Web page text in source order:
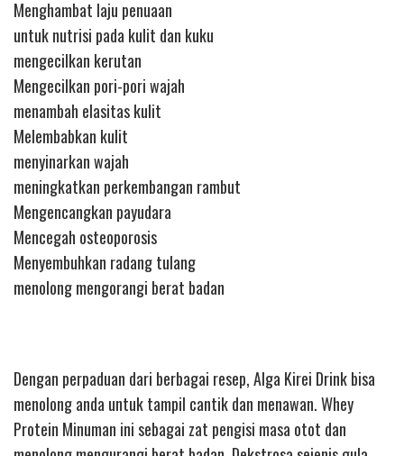
Menghambat laju penuaan
untuk nutrisi pada kulit dan kuku
mengecilkan kerutan
Mengecilkan pori-pori wajah
menambah elasitas kulit
Melembabkan kulit
menyinarkan wajah
meningkatkan perkembangan rambut
Mengencangkan payudara
Mencegah osteoporosis
Menyembuhkan radang tulang
menolong mengorangi berat badan
Dengan perpaduan dari berbagai resep, Alga Kirei Drink bisa
menolong anda untuk tampil cantik dan menawan. Whey
Protein Minuman ini sebagai zat pengisi masa otot dan